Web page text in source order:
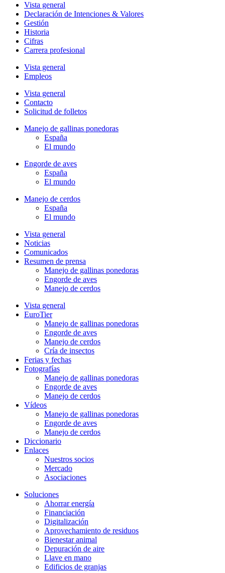
Vista general
Declaración de Intenciones & Valores
Gestión
Historia
Cifras
Carrera profesional
Vista general
Empleos
Vista general
Contacto
Solicitud de folletos
Manejo de gallinas ponedoras
España
El mundo
Engorde de aves
España
El mundo
Manejo de cerdos
España
El mundo
Vista general
Noticias
Comunicados
Resumen de prensa
Manejo de gallinas ponedoras
Engorde de aves
Manejo de cerdos
Vista general
EuroTier
Manejo de gallinas ponedoras
Engorde de aves
Manejo de cerdos
Cría de insectos
Ferias y fechas
Fotografías
Manejo de gallinas ponedoras
Engorde de aves
Manejo de cerdos
Vídeos
Manejo de gallinas ponedoras
Engorde de aves
Manejo de cerdos
Diccionario
Enlaces
Nuestros socios
Mercado
Asociaciones
Soluciones
Ahorrar energía
Financiación
Digitalización
Aprovechamiento de residuos
Bienestar animal
Depuración de aire
Llave en mano
Edificios de granjas